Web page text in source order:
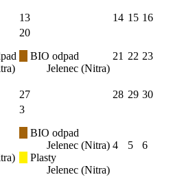
13 14 15 16
20
BIO odpad
Jelenec (Nitra)
21 22 23
27 28 29 30
3
BIO odpad
Jelenec (Nitra)
Plasty
Jelenec (Nitra)
4 5 6